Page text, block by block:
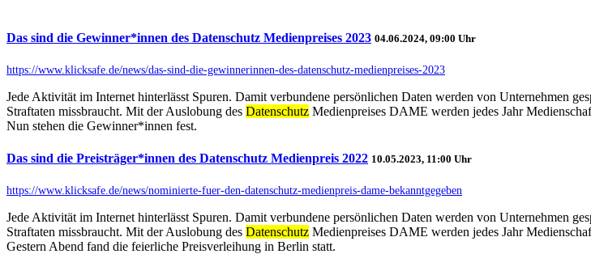
Das sind die Gewinner*innen des Datenschutz Medienpreises 2023 04.06.2024, 09:00 Uhr
https://www.klicksafe.de/news/das-sind-die-gewinnerinnen-des-datenschutz-medienpreises-2023
Jede Aktivität im Internet hinterlässt Spuren. Damit verbundene persönlichen Daten werden von Unternehmen
Straftaten missbraucht. Mit der Auslobung des Datenschutz Medienpreises DAME werden jedes Jahr
Nun stehen die Gewinner*innen fest.
Das sind die Preisträger*innen des Datenschutz Medienpreis 2022 10.05.2023, 11:00 Uhr
https://www.klicksafe.de/news/nominierte-fuer-den-datenschutz-medienpreis-dame-bekanntgegeben
Jede Aktivität im Internet hinterlässt Spuren. Damit verbundene persönlichen Daten werden von Unternehmen
Straftaten missbraucht. Mit der Auslobung des Datenschutz Medienpreises DAME werden jedes Jahr
Gestern Abend fand die feierliche Preisverleihung in Berlin statt.